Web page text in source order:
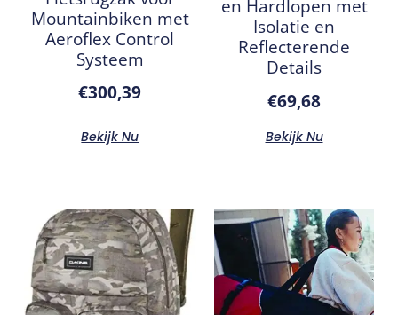
Mountainbiken met
Aeroflex Control
Systeem
€300,39
Bekijk Nu
en Hardlopen met
Isolatie en
Reflecterende
Details
€69,68
Bekijk Nu